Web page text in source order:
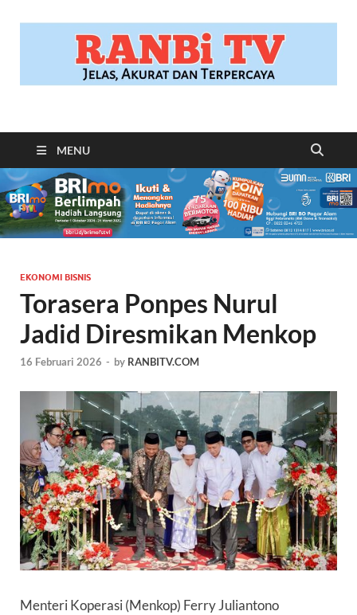
RANBITV.COM
MENU
EKONOMI BISNIS
Torasera Ponpes Nurul
Jadid Diresmikan Menkop
16 Februari 2026 - by RANBITV.COM
Menteri Koperasi (Menkop) Ferry Juliantono